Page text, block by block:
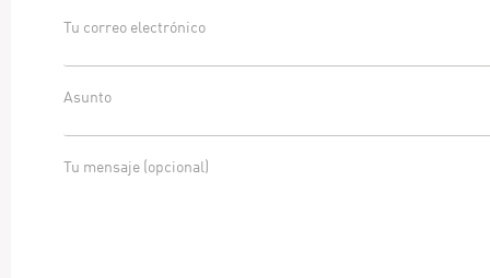
Tu correo electrónico
Asunto
Tu mensaje (opcional)